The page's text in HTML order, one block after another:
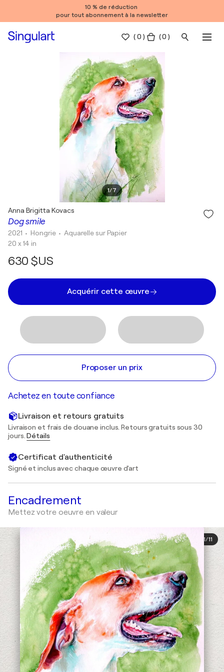
10 % de réduction
pour tout abonnement à la newsletter
(0 ) ( 0 )
1/7
Dog smile
Anna Brigitta Kovacs
2021 • Hongrie • Aquarelle sur Papier
20 x 14 in
630 $US
Acquérir cette œuvre
Proposer un prix
Achetez en toute confiance
Livraison et retours gratuits
Livraison et frais de douane inclus. Retours gratuits sous 30
jours.Détails
Certificat d'authenticité
Signé et inclus avec chaque œuvre d'art
Encadrement
Mettez votre oeuvre en valeur
1/11